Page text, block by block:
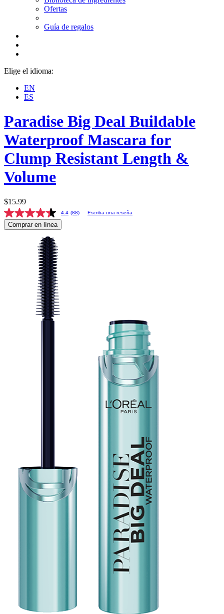
Ofertas
Guía de regalos
Elige el idioma:
EN
ES
Paradise Big Deal Buildable
Waterproof Mascara for
Clump Resistant Length &
Volume
$15.99
4.4 (88) Escriba una reseña
Comprar en línea